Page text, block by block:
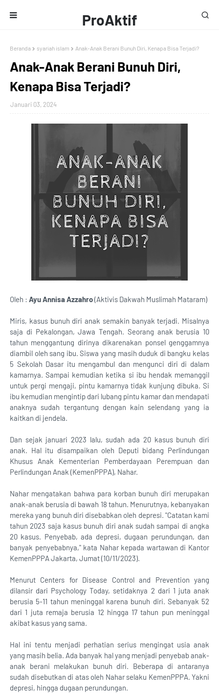
ProAktif
Media
Beranda syariah islam Anak-Anak Berani Bunuh Diri, Kenapa Bisa Terjadi?
Anak-Anak Berani Bunuh Diri,
Kenapa Bisa Terjadi?
Januari 03, 2024
Oleh : Ayu Annisa Azzahro(Aktivis Dakwah Muslimah Mataram)
Miris, kasus bunuh diri anak semakin banyak terjadi. Misalnya
saja di Pekalongan, Jawa Tengah. Seorang anak berusia 10
tahun menggantung dirinya dikarenakan ponsel genggamnya
diambil oleh sang ibu. Siswa yang masih duduk di bangku kelas
5 Sekolah Dasar itu mengambul dan mengunci diri di dalam
kamarnya. Sampai kemudian ketika si ibu hendak memanggil
untuk pergi mengaji, pintu kamarnya tidak kunjung dibuka. Si
ibu kemudian mengintip dari lubang pintu kamar dan mendapati
anaknya sudah tergantung dengan kain selendang yang ia
kaitkan di jendela.
Dan sejak januari 2023 lalu, sudah ada 20 kasus bunuh diri
anak. Hal itu disampaikan oleh Deputi bidang Perlindungan
Khusus Anak Kementerian Pemberdayaan Perempuan dan
Perlindungan Anak (KemenPPPA), Nahar.
Nahar mengatakan bahwa para korban bunuh diri merupakan
anak-anak berusia di bawah 18 tahun. Menurutnya, kebanyakan
mereka yang bunuh diri disebabkan oleh depresi. "Catatan kami
tahun 2023 saja kasus bunuh diri anak sudah sampai di angka
20 kasus. Penyebab, ada depresi, dugaan perundungan, dan
banyak penyebabnya," kata Nahar kepada wartawan di Kantor
KemenPPPA Jakarta, Jumat (10/11/2023).
Menurut Centers for Disease Control and Prevention yang
dilansir dari Psychology Today, setidaknya 2 dari 1 juta anak
berusia 5-11 tahun meninggal karena bunuh diri. Sebanyak 52
dari 1 juta remaja berusia 12 hingga 17 tahun pun meninggal
akibat kasus yang sama.
Hal ini tentu menjadi perhatian serius mengingat usia anak
yang masih belia. Ada banyak hal yang menjadi penyebab anak-
anak berani melakukan bunuh diri. Beberapa di antaranya
sudah disebutkan di atas oleh Nahar selaku KemenPPPA. Yakni
depresi, hingga dugaan perundungan.